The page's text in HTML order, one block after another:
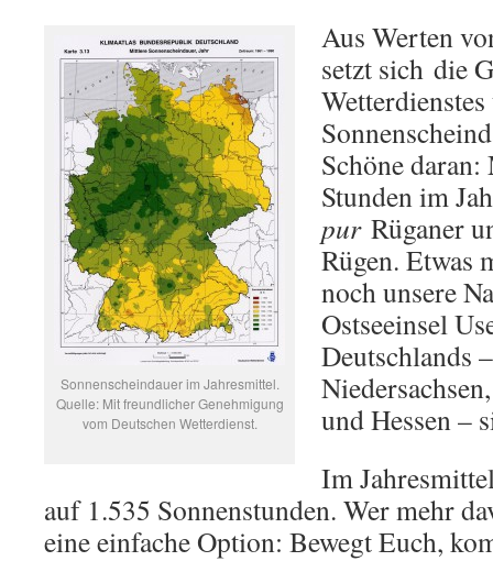
Sonnenscheindauer im Jahresmittel.
Quelle: Mit freundlicher Genehmigung
vom Deutschen Wetterdienst.
Aus Werten
setzt sich die
Schöne
Stunden im
purRüganer
Rügen. Etwas
noch unsere
Ostseeinsel
Deutschlands
und Hessen –
Im
auf 1.535 Sonnenstunden. Wer mehr
eine einfache Option: Bewegt Euch,